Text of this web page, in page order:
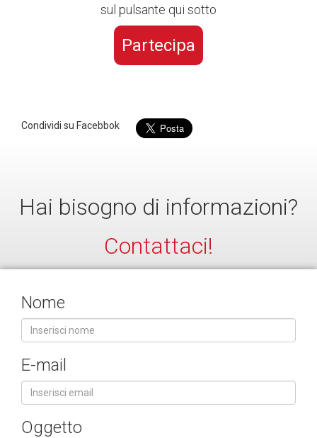
sul pulsante qui sotto
Partecipa
Condividi su Facebbok
Hai bisogno di informazioni?
Contattaci!
Nome
E-mail
Oggetto